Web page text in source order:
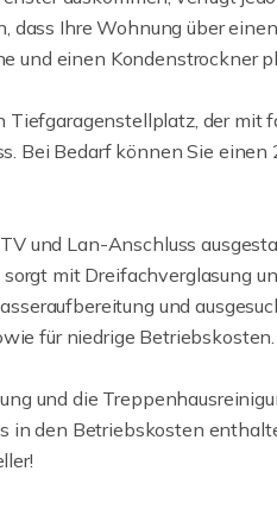
dass Ihre Wohnung über
und einen Kondenstrockner
Tiefgaragenstellplatz, der mit
Bei Bedarf können Sie
und Lan-Anschluss
mit Dreifachverglasung
und
für niedrige Betriebskosten.
und die
in den Betriebskosten